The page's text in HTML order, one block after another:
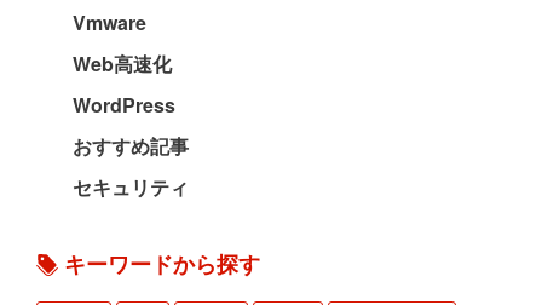
Vmware
Web高速化
WordPress
おすすめ記事
セキュリティ
キーワードから探す